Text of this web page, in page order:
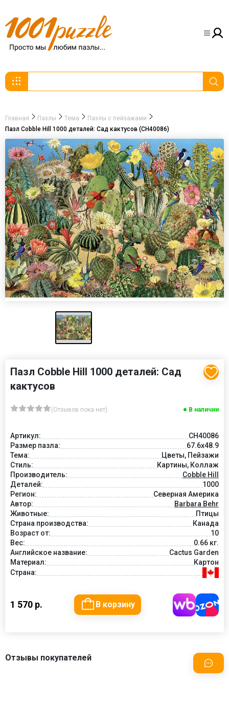
Главная Пазлы Тема
Пазлы с пейзажами
Пазл Cobble Hill 1000 деталей: Сад кактусов (CH40086)
Пазл Cobble Hill 1000 деталей: Сад
кактусов
(Отзывов пока нет) В наличии
Артикул:
CH40086
Размер пазла:
67.6x48.9
Тема:
Цветы, Пейзажи
Стиль:
Картины, Коллаж
Производитель:
Cobble Hill
Деталей:
1000
Регион:
Северная Америка
Автор:
Barbara Behr
Животные:
Птицы
Страна производства:
Канада
Возраст от:
10
Вес:
0.66 кг.
Английское название:
Cactus Garden
Материал:
Картон
Страна:
1 570 р. В корзину
Отзывы покупателей